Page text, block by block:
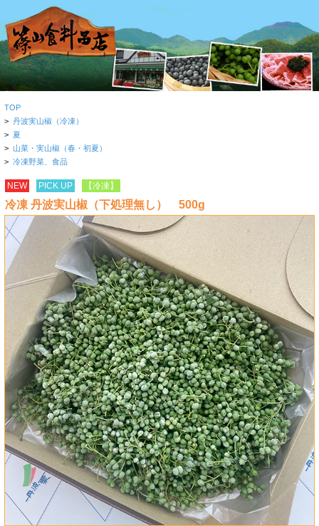
TOP
> 丹波実山椒（冷凍）
> 夏
> 山菜・実山椒（春・初夏）
> 冷凍野菜、食品
NEW PICK UP 【冷凍】
冷凍 丹波実山椒（下処理無し） 500g